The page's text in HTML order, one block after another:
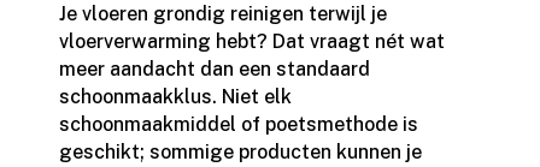
Je vloeren grondig reinigen terwijl je
vloerverwarming hebt? Dat vraagt nét wat
meer aandacht dan een standaard
schoonmaakklus.​ Niet elk
schoonmaakmiddel of poetsmethode is
geschikt; sommige producten kunnen je